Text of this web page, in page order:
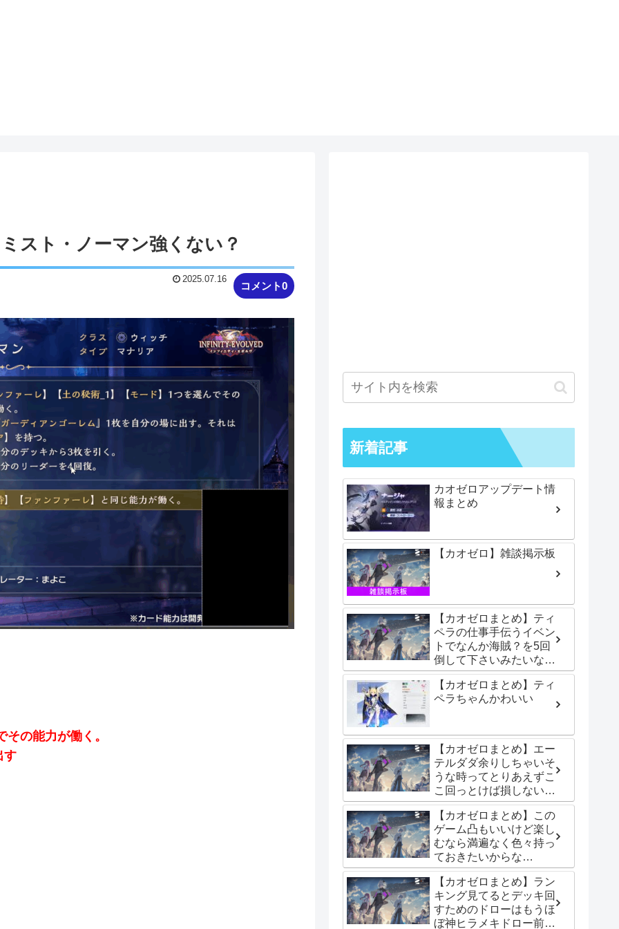
スト・ノーマン強くない？
コメント0
2025.07.16
の能力が働く。
す
新着記事
カオゼロアップデート情
報まとめ
【カオゼロ】雑談掲示板
【カオゼロまとめ】ティ
ペラの仕事手伝うイベン
トでなんか海賊？を5回
倒して下さいみたいな条
件で止まっちゃった
【カオゼロまとめ】ティ
ペラちゃんかわいい
【カオゼロまとめ】エー
テルダダ余りしちゃいそ
うな時ってとりあえずこ
こ回っとけば損しないっ
て所ある？
【カオゼロまとめ】この
ゲーム凸もいいけど楽し
むなら満遍なく色々持っ
ておきたいからな…
【カオゼロまとめ】ラン
キング見てるとデッキ回
すためのドローはもうほ
ぼ神ヒラメキドロー前提